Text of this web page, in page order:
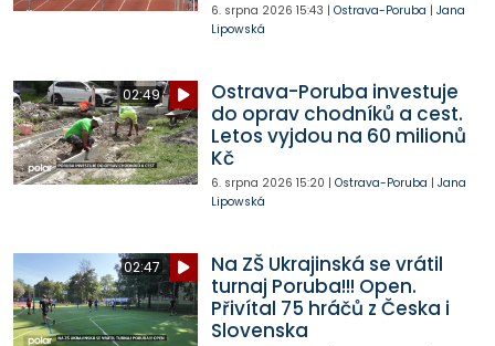
6. srpna 2026 15:43 | Ostrava-Poruba | Jana
Lipowská
02:49
Ostrava-Poruba investuje
do oprav chodníků a cest.
Letos vyjdou na 60 milionů
Kč
6. srpna 2026 15:20 | Ostrava-Poruba | Jana
Lipowská
02:47
Na ZŠ Ukrajinská se vrátil
turnaj Poruba!!! Open.
Přivítal 75 hráčů z Česka i
Slovenska